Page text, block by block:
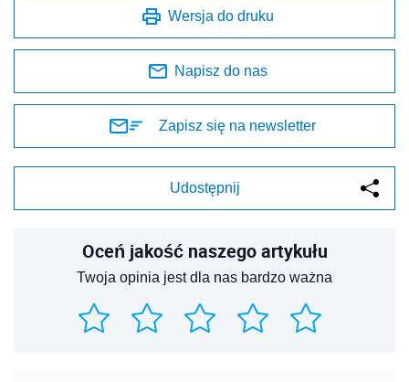
Wersja do druku
Napisz do nas
Zapisz się na newsletter
Udostępnij
Oceń jakość naszego artykułu
Twoja opinia jest dla nas bardzo ważna